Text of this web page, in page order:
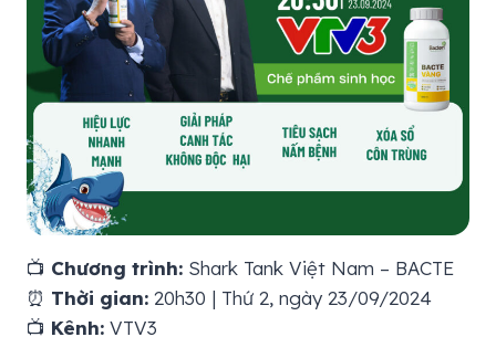
📺 Chương trình: Shark Tank Việt Nam – BACTE
⏰ Thời gian: 20h30 | Thứ 2, ngày 23/09/2024
📺 Kênh: VTV3